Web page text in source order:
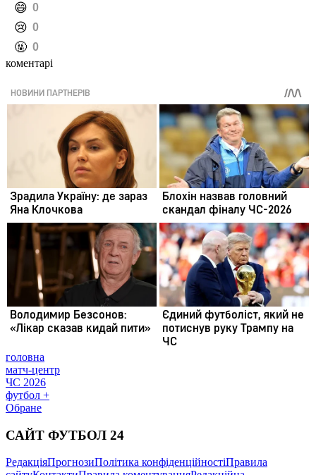
️😄 0
️😢 0
️🤬 0
коментарі
головна
матч-центр
ЧС 2026
футбол +
Обране
САЙТ ФУТБОЛ 24
РедакціяПрогнозиПолітика конфіденційностіПравила